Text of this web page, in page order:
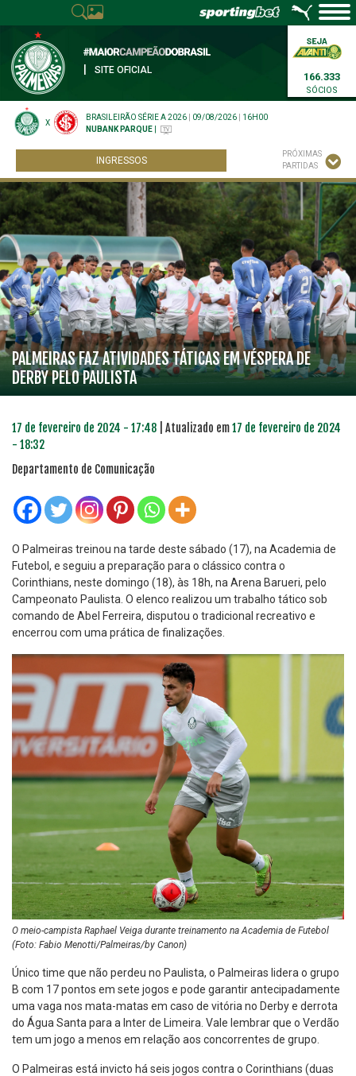
SITE OFICIAL
166.333
SÓCIOS
X
BRASILEIRÃO SÉRIE A 2026 09/08/2026
16H00
NUBANK PARQUE
INGRESSOS
PRÓXIMAS
PARTIDAS
PALMEIRAS FAZ ATIVIDADES TÁTICAS EM VÉSPERA DE
DERBY PELO PAULISTA
17 de fevereiro de 2024 - 17:48 | Atualizado em17 de fevereiro de 2024
- 18:32
Departamento de Comunicação
O Palmeiras treinou na tarde deste sábado (17), na Academia de
Futebol, e seguiu a preparação para o clássico contra o
Corinthians, neste domingo (18), às 18h, na Arena Barueri, pelo
Campeonato Paulista. O elenco realizou um trabalho tático sob
comando de Abel Ferreira, disputou o tradicional recreativo e
encerrou com uma prática de finalizações.
O meio-campista Raphael Veiga durante treinamento na Academia de Futebol
(Foto: Fabio Menotti/Palmeiras/by Canon)
Único time que não perdeu no Paulista, o Palmeiras lidera o grupo
B com 17 pontos em sete jogos e pode garantir antecipadamente
uma vaga nos mata-matas em caso de vitória no Derby e derrota
do Água Santa para a Inter de Limeira. Vale lembrar que o Verdão
tem um jogo a menos em relação aos concorrentes de grupo.
O Palmeiras está invicto há seis jogos contra o Corinthians (duas